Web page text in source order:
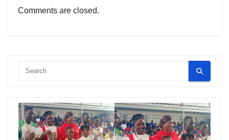
Comments are closed.